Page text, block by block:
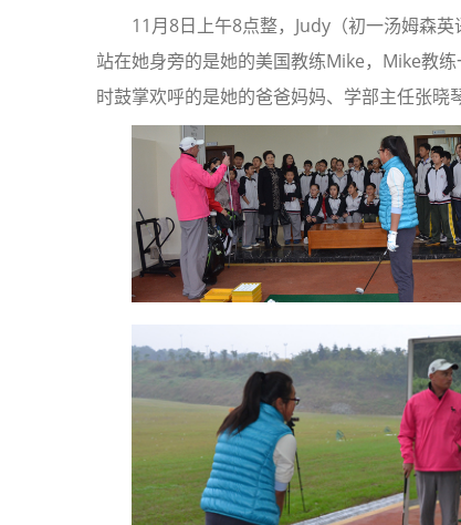
11月8日上午8点整，Judy（初一汤姆森
站在她身旁的是她的美国教练Mike，Mike教
时鼓掌欢呼的是她的爸爸妈妈、学部主任张晓